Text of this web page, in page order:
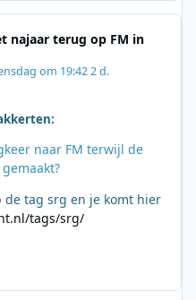
najaar terug op FM in
om 19:422 d.
naar FM terwijl de
de tag srg en je komt hier
tags/srg/